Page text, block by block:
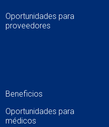
Oportunidades para
proveedores
Beneficios
Oportunidades para
médicos